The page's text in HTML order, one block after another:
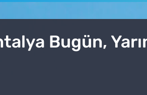
Bugün,